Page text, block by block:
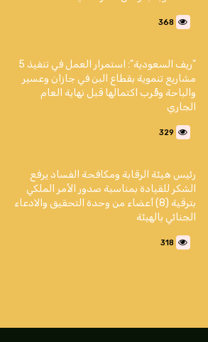
368
"ريف السعودية": استمرار العمل في تنفيذ 5
مشاريع تنموية بقطاع البن في جازان وعسير
والباحة وقُرب اكتمالها قبل نهاية العام
الجاري
329
رئيس هيئة الرقابة ومكافحة الفساد يرفع
الشكر للقيادة بمناسبة صدور الأمر الملكي
بترقية (8) أعضاء من وحدة التحقيق والادعاء
الجنائي بالهيئة
318